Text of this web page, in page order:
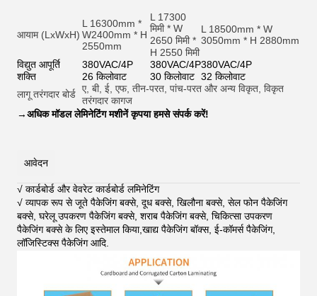
आयाम (LxWxH)
L 16300mm *
W2400mm * H
2550mm
L 17300
मिमी * W
2650 मिमी *
H 2550 मिमी
L 18500mm * W
3050mm * H 2880mm
विद्युत आपूर्ति 380VAC/4P 380VAC/4P380VAC/4P
शक्ति
26 किलोवाट 30 किलोवाट 32 किलोवाट
लागू तरंगदार बोर्ड ए, बी, ई, एफ, तीन-परत, पांच-परत और अन्य विकृत, विकृत
तरंगदार कागज
→अधिक मॉडल लेमिनेटिंग मशीनें कृपया हमसे संपर्क करें!
आवेदन
√ कार्डबोर्ड और वेवरेट कार्डबोर्ड लमिनेटिंग
√ व्यापक रूप से जूते पैकेजिंग बक्से, दूध बक्से, खिलौना बक्से, सेल फोन पैकेजिंग
बक्से, घरेलू उपकरण पैकेजिंग बक्से, शराब पैकेजिंग बक्से, चिकित्सा उपकरण
पैकेजिंग बक्से के लिए इस्तेमाल किया,खाद्य पैकेजिंग बॉक्स, ई-कॉमर्स पैकेजिंग,
लॉजिस्टिक्स पैकेजिंग आदि